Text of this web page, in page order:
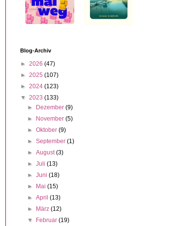
Blog-Archiv
► 2026 (47)
► 2025 (107)
► 2024 (123)
▼ 2023 (133)
►
Dezember(9)
►
November(5)
►Oktober(9)
►September(1)
►August(3)
►Juli(13)
►Juni(18)
►
Mai(15)
►April(13)
►
März(12)
▼
Februar(19)